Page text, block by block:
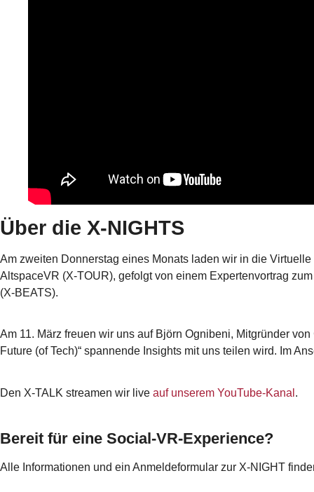
Über die X-NIGHTS
Am zweiten Donnerstag eines Monats laden wir in die
AltspaceVR (X-TOUR), gefolgt von einem Expertenvortrag
(X-BEATS).
Am 11. März freuen wir uns auf Björn Ognibeni, Mitgründer
Future (of Tech)“ spannende Insights mit uns teilen wird. Im
Den X-TALK streamen wir live auf unserem YouTube-Kanal .
Bereit für eine Social-VR-Experience?
Alle Informationen und ein Anmeldeformular zur X-NIGHT